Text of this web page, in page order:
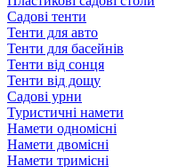
Садові тенти
Тенти для авто
Тенти для басейнів
Тенти від сонця
Тенти від дощу
Садові урни
Туристичні намети
Намети одномісні
Намети двомісні
Намети тримісні